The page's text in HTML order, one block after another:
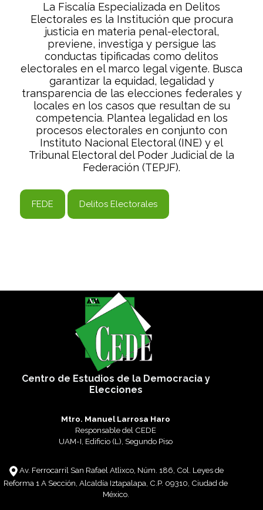
La Fiscalía Especializada en Delitos
Electorales es la Institución que procura
justicia en materia penal-electoral,
previene, investiga y persigue las
conductas tipificadas como delitos
electorales en el marco legal vigente. Busca
garantizar la equidad, legalidad y
transparencia de las elecciones federales y
locales en los casos que resultan de su
competencia. Plantea legalidad en los
procesos electorales en conjunto con
Instituto Nacional Electoral (INE) y el
Tribunal Electoral del Poder Judicial de la
Federación (TEPJF).
FEDE Delitos Electorales
Centro de Estudios de la Democracia y
Elecciones
Mtro. Manuel Larrosa Haro
Responsable del CEDE
UAM-I, Edificio (L), Segundo Piso
Av. Ferrocarril San Rafael Atlixco, Núm. 186, Col. Leyes de
Reforma 1 A Sección, Alcaldía Iztapalapa, C.P. 09310, Ciudad de
México.